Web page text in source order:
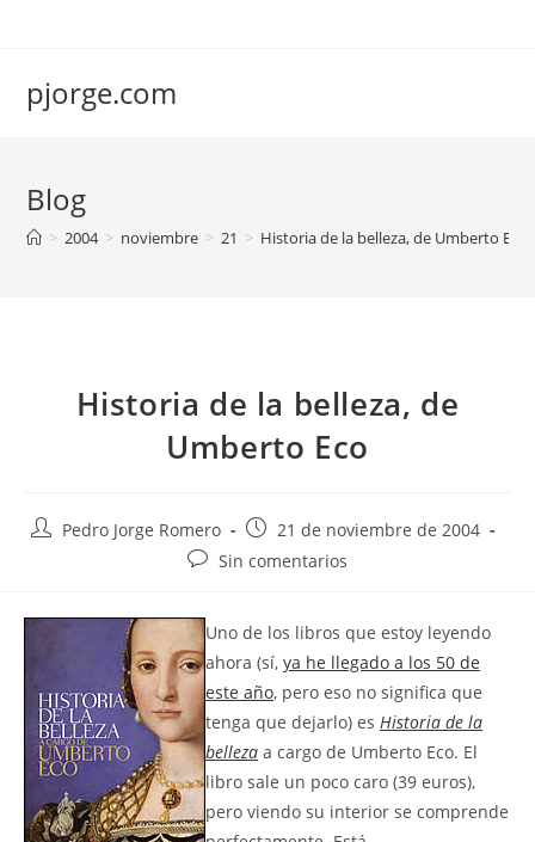
pjorge.com
Blog
> 2004 > noviembre > 21 > Historia de la belleza, de Umberto Eco
Historia de la belleza, de
Umberto Eco
AutorPedro Jorge Romero
Publicación
de
21 de noviembre de 2004
Comentarios
entrada:
Sin comentarios
Uno de los libros que estoy leyendo
ahora (sí, ya he llegado a los 50 de
este año, pero eso no significa que
tenga que dejarlo) es Historia de la
belleza a cargo de Umberto Eco. El
libro sale un poco caro (39 euros),
pero viendo su interior se comprende